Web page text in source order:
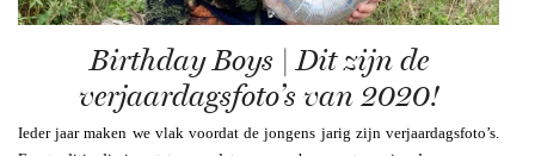
Birthday Boys | Dit zijn de
verjaardagsfoto’s van 2020!
Ieder jaar maken we vlak voordat de jongens jarig zijn verjaardagsfoto’s.